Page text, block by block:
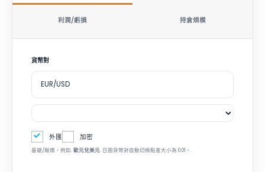
利潤/虧損 持倉規模
貨幣對
外匯 加密
基礎/報價，例如.歐元兌美元. 日圓貨幣對自動切換點差大小為 0.01。.